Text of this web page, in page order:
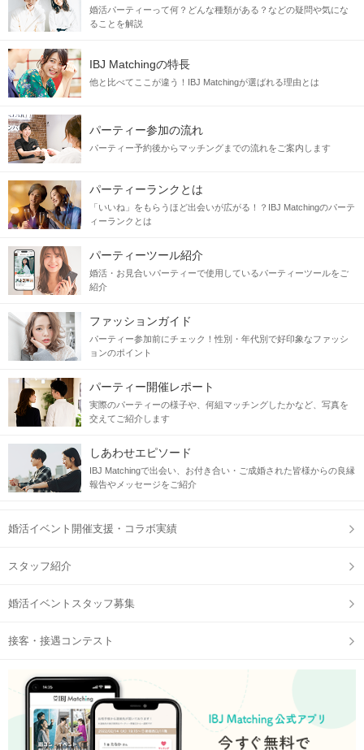
同じ思いのお相手だから
「こんなこと聞いてもいいのかな..？」
5つの質問に事前に答えていただきます♡
ステキな未来へ一歩踏み出しましょう♡
STEP1 受付開始
STEP2 自分のプロフィールをチェック
STEP3 【個室8対8】トークタイムスタート
婚活パーティーって何？どんな種類がある？などの疑問や気にな
ることを解説
IBJ Matchingの特長
他と比べてここが違う！IBJ Matchingが選ばれる理由とは
パーティー参加の流れ
パーティー予約後からマッチングまでの流れをご案内します
パーティーランクとは
「いいね」をもらうほど出会いが広がる！？IBJ Matchingのパーテ
ィーランクとは
パーティーツール紹介
婚活・お見合いパーティーで使用しているパーティーツールをご
紹介
ファッションガイド
パーティー参加前にチェック！性別・年代別で好印象なファッシ
ョンのポイント
パーティー開催レポート
実際のパーティーの様子や、何組マッチングしたかなど、写真を
交えてご紹介します
しあわせエピソード
IBJ Matchingで出会い、お付き合い・ご成婚された皆様からの良縁
報告やメッセージをご紹介
婚活イベント開催支援・コラボ実績
スタッフ紹介
婚活イベントスタッフ募集
接客・接遇コンテスト